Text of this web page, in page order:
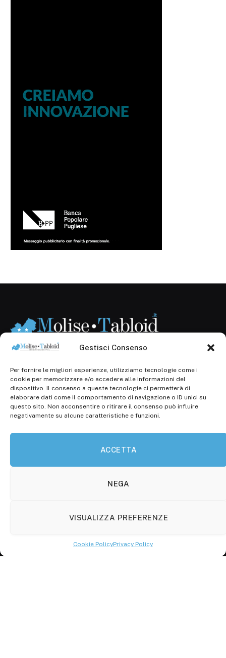
Gestisci Consenso
Per fornire le migliori esperienze, utilizziamo tecnologie come i
cookie per memorizzare e/o accedere alle informazioni del
dispositivo. Il consenso a queste tecnologie ci permetterà di
elaborare dati come il comportamento di navigazione o ID unici su
questo sito. Non acconsentire o ritirare il consenso può influire
negativamente su alcune caratteristiche e funzioni.
ACCETTA
NEGA
VISUALIZZA PREFERENZE
Cookie PolicyPrivacy Policy
Registr. presso il Tribunale di Campobasso: 3/2013 del
14.11.2013, Cron. 1254
Roc: iscrizione n° 25549 (Prot. 1138/com/15 del
30.04.2015)
P.Iva: 01707150700